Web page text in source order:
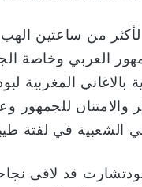
لأكثر من ساعتين
العربي وخاصة
بالاغاني المغربية
والامتنان للجمهور
الشعبية في لفتة
قد لاقى